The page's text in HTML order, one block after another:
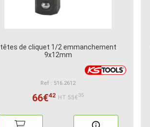
têtes de cliquet 1/2 emmanchement
9x12mm
Ref : 516.2612
66€42 HT:55€35